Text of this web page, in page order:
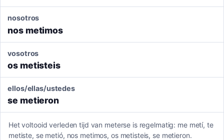
nosotros
nos metimos
vosotros
os metisteis
ellos/ellas/ustedes
se metieron
Het voltooid verleden tijd van meterse is regelmatig: me metí, te
metiste, se metió, nos metimos, os metisteis, se metieron.